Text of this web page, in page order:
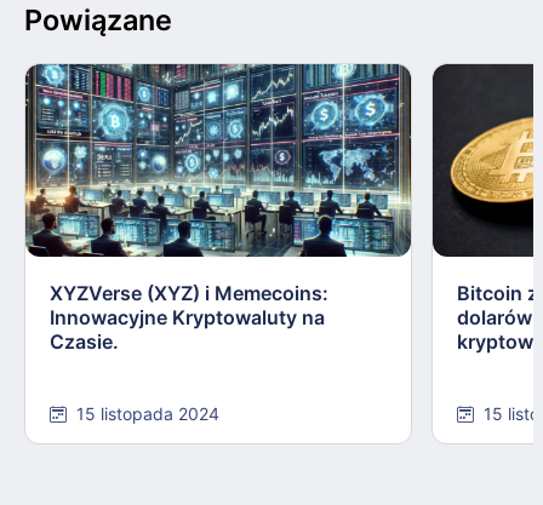
Powiązane
XYZVerse (XYZ) i Memecoins:
Innowacyjne Kryptowaluty na
Czasie.
15 listopada 2024
Bitcoin
dolarów:
15